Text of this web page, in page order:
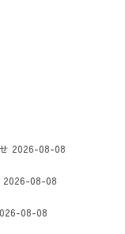
2026-08-08
2026-08-08
08-08